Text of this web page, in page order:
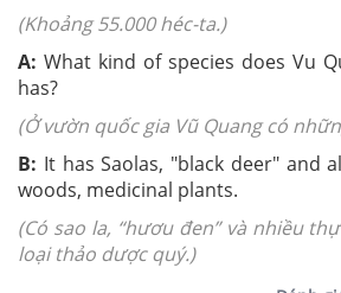
(Khoảng 55.000 héc-ta.)
A: What kind of species does Vu
has?
(Ở vườn quốc gia Vũ Quang có
B: It has Saolas, "black deer" and
woods, medicinal plants.
(Có sao la, “hươu đen” và nhiều
loại thảo dược quý.)